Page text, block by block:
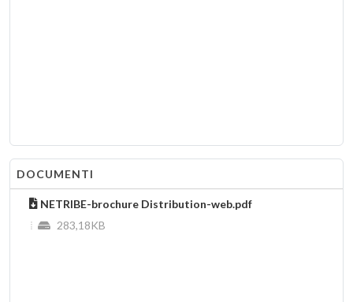
DOCUMENTI
NETRIBE-brochure Distribution-web.pdf
283,18KB